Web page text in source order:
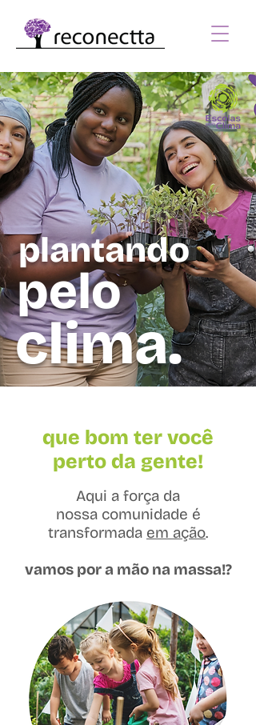
plantando
pelo
clima.
que bom ter você
perto da gente!
Aqui a força da
nossa comunidade é
transformada em ação.
vamos por a mão na massa!?